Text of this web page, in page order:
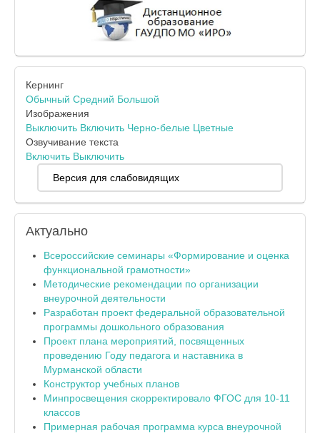
Кернинг
Обычный Средний Большой
Изображения
Выключить Включить Черно-белые Цветные
Озвучивание текста
Включить Выключить
Версия для слабовидящих
Актуально
Всероссийские семинары «Формирование и оценка
функциональной грамотности»
Методические рекомендации по организации
внеурочной деятельности
Разработан проект федеральной образовательной
программы дошкольного образования
Проект плана мероприятий, посвященных
проведению Году педагога и наставника в
Мурманской области
Конструктор учебных планов
Минпросвещения скорректировало ФГОС для 10-11
классов
Примерная рабочая программа курса внеурочной